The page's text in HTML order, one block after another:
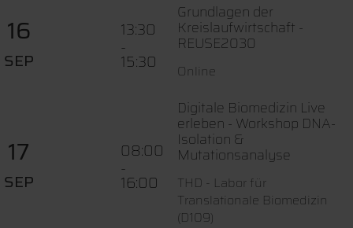
16
SEP
13:30
-
15:30
Grundlagen der
Kreislaufwirtschaft -
REUSE2030
Online
17
SEP
08:00
-
16:00
Digitale Biomedizin Live
erleben - Workshop DNA-
Isolation &
Mutationsanalyse
THD - Labor für
Translationale Biomedizin
(D109)